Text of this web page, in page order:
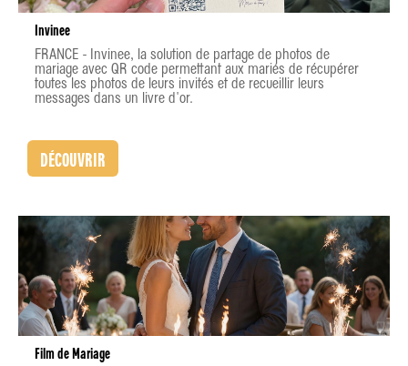
Invinee
FRANCE - Invinee, la solution de partage de photos de
mariage avec QR code permettant aux mariés de récupérer
toutes les photos de leurs invités et de recueillir leurs
messages dans un livre d'or.
DÉCOUVRIR
Film de Mariage